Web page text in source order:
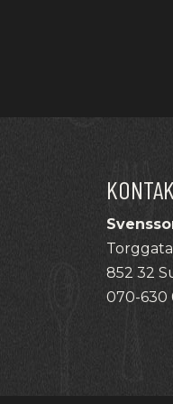
852 32
070-630